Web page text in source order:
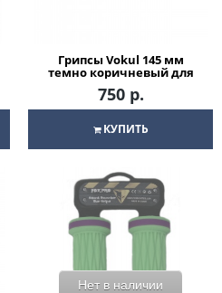
Грипсы Vokul 145 мм
темно коричневый для
трюкового / городского /
детского самоката
750 р.
КУПИТЬ
Нет в наличии